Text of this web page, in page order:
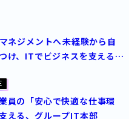
験”向上を目指して―
ネジメントへ――未経験から自
け、ITでビジネスを支える
員の「安心で快適な仕事環
える、グループIT本部